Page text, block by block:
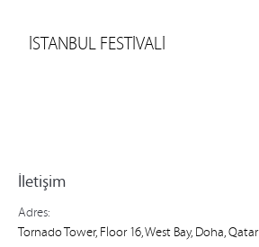
İSTANBUL FESTİVALİ
İletişim
Adres:
Tornado Tower, Floor 16, West Bay, Doha, Qatar